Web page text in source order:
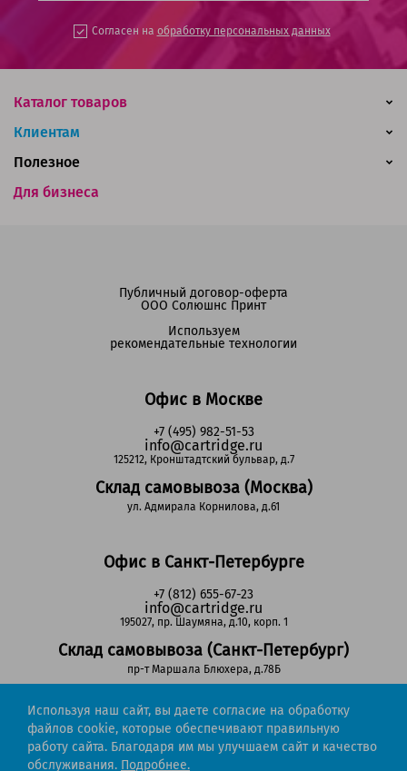
Согласен на обработку персональных данных
Каталог товаров
Клиентам
Для бизнеса
Полезное
Офис в Москве
+7 (495) 982-51-53
info@cartridge.ru
125212, Кронштадтский бульвар, д.7
Склад самовывоза (Москва)
ул. Адмирала Корнилова, д.61
Офис в Санкт-Петербурге
+7 (812) 655-67-23
info@cartridge.ru
195027, пр. Шаумяна, д.10, корп. 1
Склад самовывоза (Санкт-Петербург)
пр-т Маршала Блюхера, д.78Б
Регионы РФ
8-800-302-51-53
Публичный договор-оферта
ООО Солюшнс Принт
Используем
рекомендательные технологии
Используя наш сайт, вы даете согласие на обработку
файлов cookie, которые обеспечивают правильную
работу сайта. Благодаря им мы улучшаем сайт и качество
обслуживания. Подробнее.